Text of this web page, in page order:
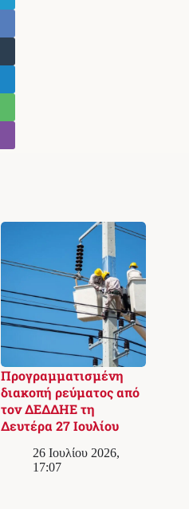
Προγραμματισμένη
διακοπή ρεύματος από
τον ΔΕΔΔΗΕ τη
Δευτέρα 27 Ιουλίου
26 Ιουλίου 2026,
17:07